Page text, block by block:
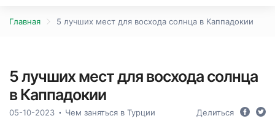
Главная 5 лучших мест для восхода солнца в Каппадокии
5 лучших мест для восхода солнца
в Каппадокии
05-10-2023 Чем заняться в Турции Делиться